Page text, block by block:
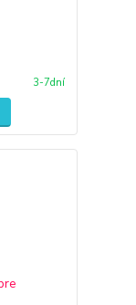
3-7dní